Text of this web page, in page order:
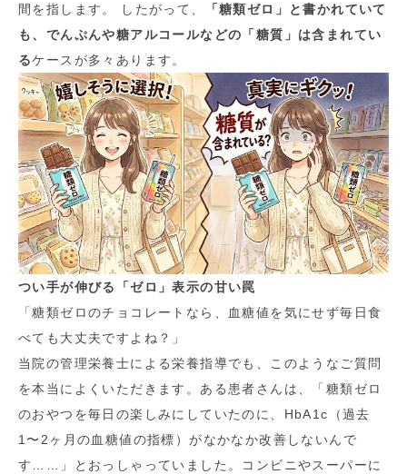
間を指します。 したがって、
「糖類ゼロ」と書かれていて
も、でんぷんや糖アルコールなどの「糖質」は含まれてい
るケースが多々あります。
つい手が伸びる「ゼロ」表示の甘い罠
「糖類ゼロのチョコレートなら、血糖値を気にせず毎日食
べても大丈夫ですよね？」
当院の管理栄養士による栄養指導でも、このようなご質問
を本当によくいただきます。ある患者さんは、「糖類ゼロ
のおやつを毎日の楽しみにしていたのに、HbA1c（過去
1〜2ヶ月の血糖値の指標）がなかなか改善しないんで
す……」とおっしゃっていました。コンビニやスーパーに